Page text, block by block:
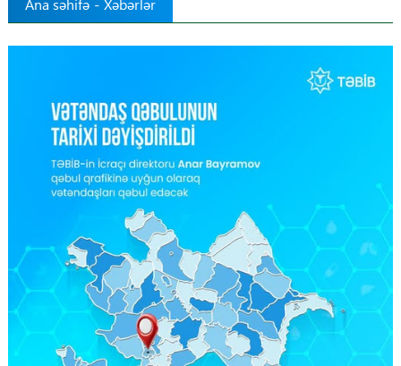
Ana səhifə - Xəbərlər
Elanlar
Gündəm
Tibbi maarifləndirmə
Mühüm hadisələr
COVID-19